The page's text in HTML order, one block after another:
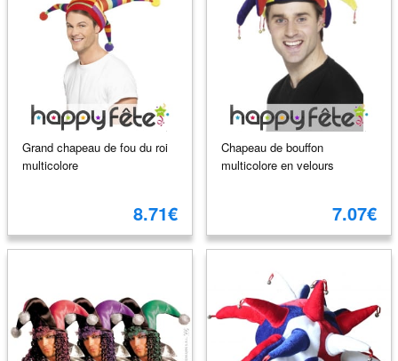
Grand chapeau de fou du roi
multicolore
8.71€
Chapeau de bouffon
multicolore en velours
7.07€